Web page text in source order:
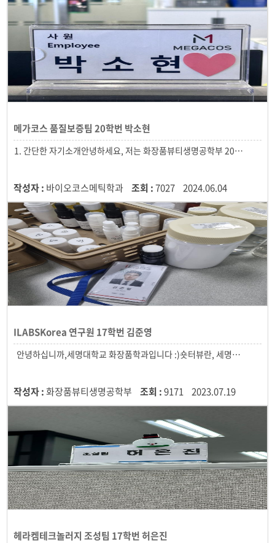
메가코스 품질보증팀 20학번 박소현
작성자 : 바이오코스메틱학과 조회 :7027 2024.06.04
ILABSKorea 연구원 17학번 김준영
작성자 :화장품뷰티생명공학부 조회 :9171 2023.07.19
헤라켐테크놀러지 조성팀 17학번 허은진